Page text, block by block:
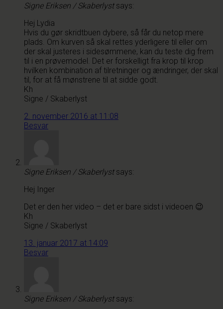
Signe Eriksen / Skaberlyst says:
Hej Lydia
Hvis du gør skridtbuen dybere, så får du netop mere
plads. Om kurven så skal rettes yderligere til eller om
der skal justeres i sidesømmene, kan du teste dig frem
til i en prøvemodel. Det er forskelligt fra krop til krop
hvilken kombination af tilretninger og ændringer, der skal
til, for at få mønstrene til at sidde godt.
Kh
Signe / Skaberlyst
2. november 2016 at 11:08
Besvar
Signe Eriksen / Skaberlyst says:
Hej Inger
Det er den her video – det er bare sidst i videoen 😉
Kh
Signe / Skaberlyst
13. januar 2017 at 14:09
Besvar
Signe Eriksen / Skaberlyst says: